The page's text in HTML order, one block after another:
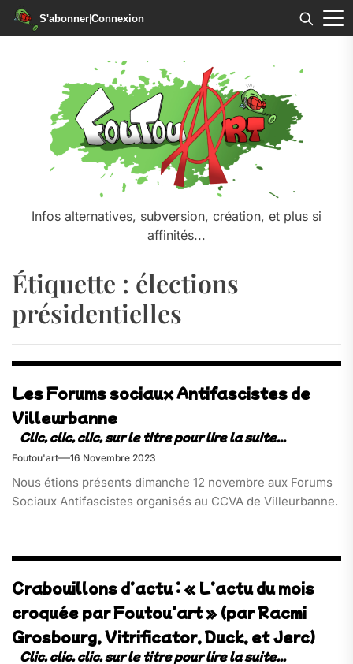
S'abonner|Connexion
Infos alternatives, subversion, création, et plus si
affinités...
Étiquette : élections
présidentielles
Les Forums sociaux Antifascistes de
Villeurbanne
Foutou'art 16 Novembre 2023
Nous étions présents dimanche 12 novembre aux Forums
Sociaux Antifascistes organisés au CCVA de Villeurbanne.
Crabouillons d’actu : « L’actu du mois
croquée par Foutou’art » (par Racmi
Grosbourg, Vitrificator, Duck, et Jerc)